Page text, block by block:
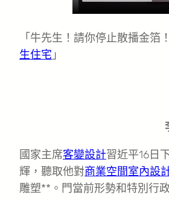
「牛先生！請你停止散播金箔
生住宅 」
國家主席客變設計習近平16日
輝，聽取他對商業空間室內設
雕塑**。門當前形勢和特別行